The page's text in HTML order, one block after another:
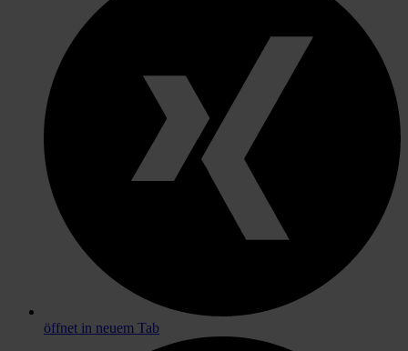
öffnet in neuem Tab